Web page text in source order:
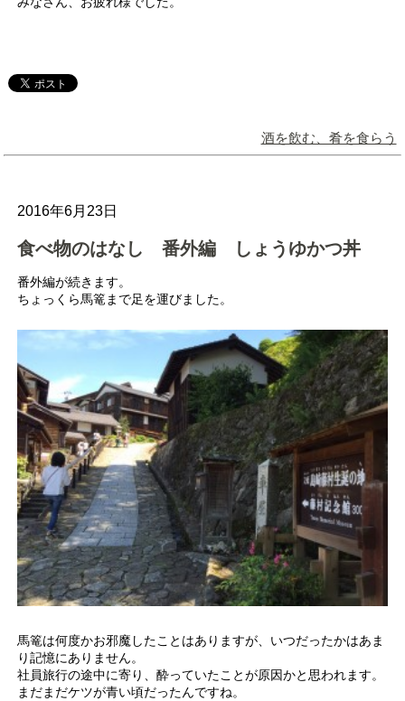
酒を飲む、肴を食らう
2016年6月23日
食べ物のはなし 番外編 しょうゆかつ丼
番外編が続きます。
ちょっくら馬篭まで足を運びました。
馬篭は何度かお邪魔したことはありますが、いつだったかはあま
り記憶にありません。
社員旅行の途中に寄り、酔っていたことが原因かと思われます。
まだまだケツが青い頃だったんですね。